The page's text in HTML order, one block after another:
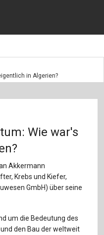
in Algerien?
Wie war's
Akkermann
Krebs und Kiefer,
GmbH) über seine
um die Bedeutung des
den Bau der weltweit